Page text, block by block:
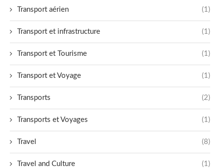
Transport aérien (1)
Transport et infrastructure (1)
Transport et Tourisme (1)
Transport et Voyage (1)
Transports (2)
Transports et Voyages (1)
Travel (8)
Travel and Culture (1)